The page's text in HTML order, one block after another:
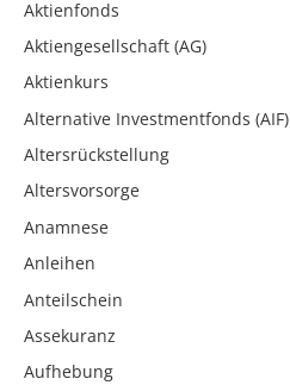
Aktienfonds
Aktiengesellschaft (AG)
Aktienkurs
Alternative Investmentfonds (AIF)
Altersrückstellung
Altersvorsorge
Anamnese
Anleihen
Anteilschein
Assekuranz
Aufhebung